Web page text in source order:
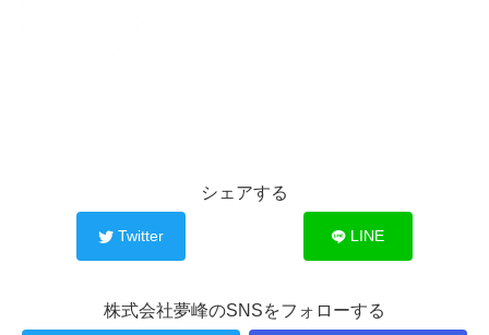
シェアする
Twitter LINE
株式会社夢峰のSNSをフォローする